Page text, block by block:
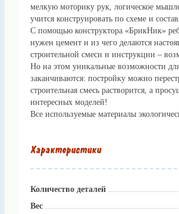
мелкую моторику рук, логическое
учится конструировать по схеме и
С помощью конструктора «БрикНик»
нужен цемент и из чего делаются
строительной смеси и инструкции –
Но на этом уникальные возможности
заканчиваются: постройку можно
строительная смесь растворится, а
интересных моделей!
Все используемые материалы
Характеристики
Количество деталей
Вес